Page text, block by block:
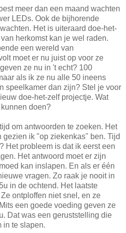
meer dan een maand wachten
LEDs. Ook de bijhorende
Het is uiteraard doe-het-
herkomst kan je wel raden.
een wereld van
moet er nu juist op voor ze
ze nu in 't echt? 100
als ik ze nu alle 50 ineens
speelkamer dan zijn? Stel je voor
doe-het-zelf projectje. Wat
doen?
om antwoorden te zoeken. Het
ik "op ziekenkas" ben. Tijd
Het probleem is dat ik eerst een
Het antwoord moet er zijn
kan inslapen. En als er één
vragen. Zo raak je nooit in
in de ochtend. Het laatste
ontploffen niet snel, en ze
een goede voeding geven ze
Dat was een geruststelling die
in te slapen.